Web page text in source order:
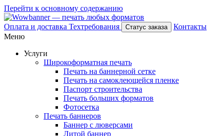
Перейти к основному содержанию
Оплата и доставка Техтребования Статус заказа
Контакты
Меню
Услуги
Широкоформатная печать
Печать на баннерной сетке
Печать на самоклеющейся пленке
Паспорт строительства
Печать больших форматов
Фотосетка
Печать баннеров
Баннер с люверсами
Литой баннер